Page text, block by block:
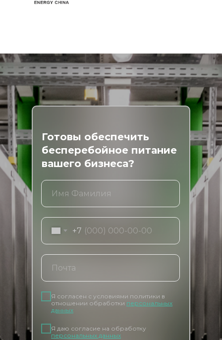
Готовы обеспечить
бесперебойное питание
вашего бизнеса?
+7
Я согласен с условиями политики в
отношении обработки персональных
данных
Я даю согласие на обработку
персональных данных